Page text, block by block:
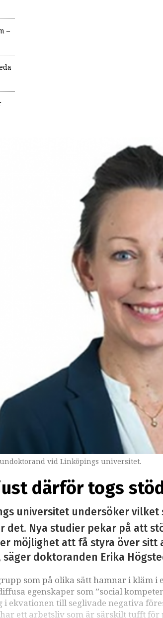
–
vid Linköpings universitet.
därför togs
universitet undersöker
det. Nya studier pekar på att
möjlighet att få styra över
doktoranden Erika
som på olika sätt hamnar i kläm
egenskaper som ”social
i ekvationen till seglivade negativa
ett arbetsliv som är särskilt tufft för